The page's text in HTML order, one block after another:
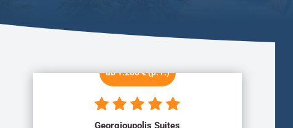
ab 1.200 € (p. P.)
Georgioupolis Suites